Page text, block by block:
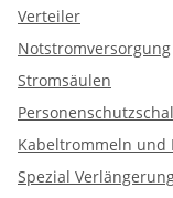
Verteiler
Notstromversorgung
Stromsäulen
Kabeltrommeln und
Spezial